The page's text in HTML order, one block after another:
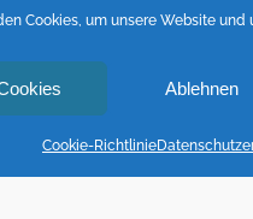
Cookies, um unsere Website und
Ablehnen
Cookie-Richtlinie